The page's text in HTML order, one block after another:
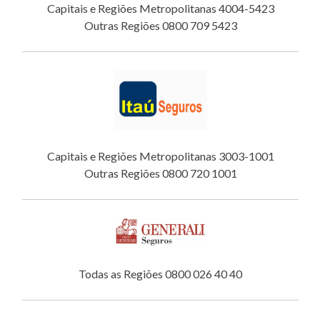
Capitais e Regiões Metropolitanas 4004-5423
Outras Regiões 0800 709 5423
Capitais e Regiões Metropolitanas 3003-1001
Outras Regiões 0800 720 1001
Todas as Regiões 0800 026 40 40